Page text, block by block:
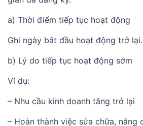
a) Thời điểm tiếp tục hoạt động
Ghi ngày bắt đầu hoạt động trở lại.
b) Lý do tiếp tục hoạt động sớm
Ví dụ:
– Nhu cầu kinh doanh tăng trở lại
– Hoàn thành việc sửa chữa, nâng